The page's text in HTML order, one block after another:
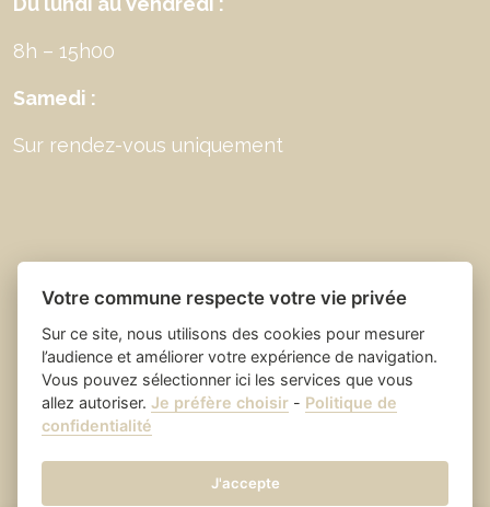
8h – 15h00
Samedi :
Sur rendez-vous uniquement
Place du village la solution web
et appli des collectivités
- Saint Laurent
Mentions légales-- Gestion des cookies
Votre commune respecte votre vie privée
Sur ce site, nous utilisons des cookies pour mesurer
l’audience et améliorer votre expérience de navigation.
Vous pouvez sélectionner ici les services que vous
allez autoriser.Je préfère choisir - Politique de
confidentialité
J'accepte